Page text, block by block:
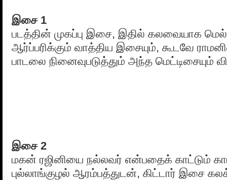
இசை 1
படத்தின் முகப்பு இசை, இதில் கலவையாக
ஆர்ப்பரிக்கும் வாத்திய இசையும், கூடவே
பாடலை நினைவுபடுத்தும் அந்த மெட்டிசையும்
இசை 2
மகன் ரஜினியை நல்லவர் என்பதைக் காட்டும்
புல்லாங்குழல் ஆரம்பத்துடன், கிட்டார் இசை